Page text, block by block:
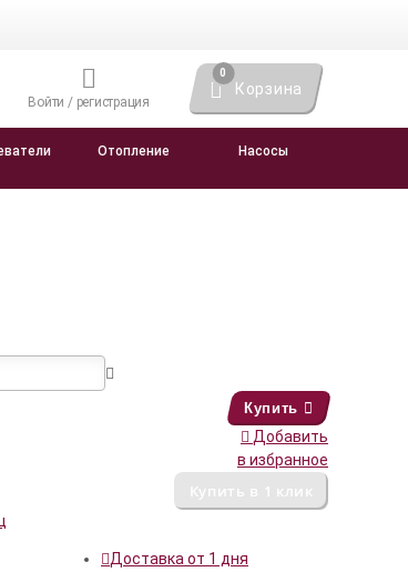
Войти / регистрация
0
Корзина
Отопление Насосы
Купить
Добавить
в избранное
Доставка от 1 дня